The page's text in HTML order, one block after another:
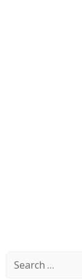
Search